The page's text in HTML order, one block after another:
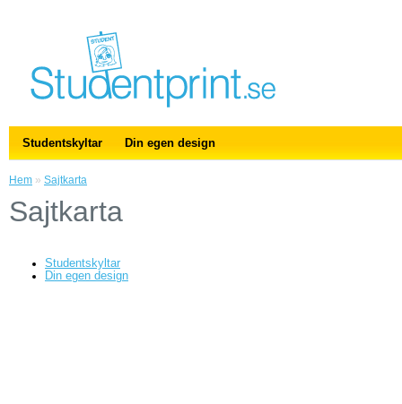
Studentskyltar Din egen design
Hem » Sajtkarta
Sajtkarta
Studentskyltar
Din egen design